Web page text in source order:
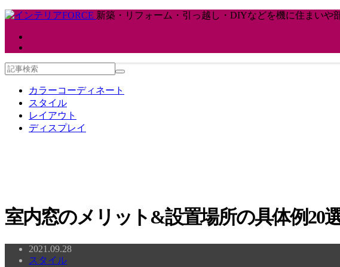
新築・リフォーム・引っ越し・DIYなどを機に住まい
カラーコーディネート
スタイル
レイアウト
ディスプレイ
室内窓のメリット&設置場所の具体例20
2021.09.28
スタイル